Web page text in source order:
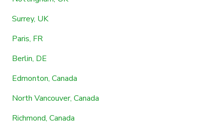
Surrey, UK
Paris, FR
Berlin, DE
Edmonton, Canada
North Vancouver, Canada
Richmond, Canada